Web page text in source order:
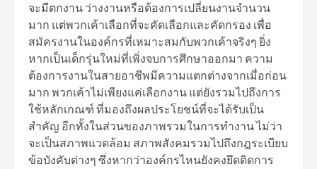
จะมีตกงาน ว่างงานหรือต้องการเปลี่ยนงานจำนวน
มาก แต่พวกเค้าเลือกที่จะคัดเลือกและคัดกรอง เพื่อ
สมัครงานในองค์กรที่เหมาะสมกับพวกเค้าจริงๆ ยิ่ง
หากเป็นเด็กรุ่นใหม่ที่เพิ่งจบการศึกษาออกมา ความ
ต้องการงานในสายอาชีพมีความแตกต่างจากเมื่อก่อน
มาก พวกเค้าไม่เพียงแค่เลือกงาน แต่ยังรวมไปถึงการ
ใช้หลักเกณฑ์ ที่มองถึงผลประโยชน์ที่จะได้รับเป็น
สำคัญ อีกทั้งในส่วนของภาพรวมในการทำงาน ไม่ว่า
จะเป็นสภาพแวดล้อม สภาพสังคมรวมไปถึงกฎระเบียบ
ข้อบังคับต่างๆ ซึ่งหากว่าองค์กรไหนยังคงยึดติดการ